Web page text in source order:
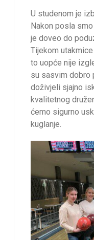
U studenom je
Nakon posla
je doveo do
Tijekom
to uopće nije
su sasvim dobro
doživjeli sjajno
kvalitetnog
ćemo sigurno
kuglanje.